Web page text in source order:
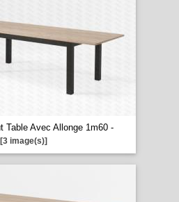
Table Avec Allonge 1m60 -
[3 image(s)]